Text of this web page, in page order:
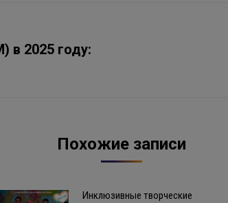
в 2025 году:
Похожие записи
Инклюзивные творческие